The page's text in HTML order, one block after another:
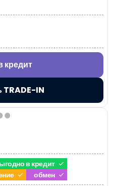
кредит
TRADE-IN
в кредит
обмен